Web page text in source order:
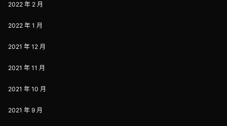
2022 年 2 月
2022 年 1 月
2021 年 12 月
2021 年 11 月
2021 年 10 月
2021 年 9 月